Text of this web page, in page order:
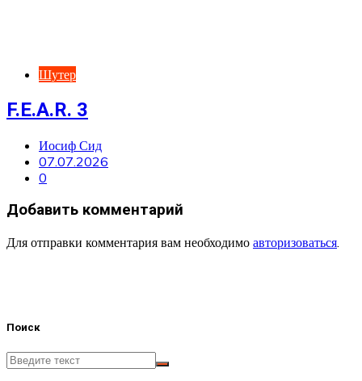
Шутер
F.E.A.R. 3
Иосиф Сид
07.07.2026
0
Добавить комментарий
Для отправки комментария вам необходимо авторизоваться
Поиск